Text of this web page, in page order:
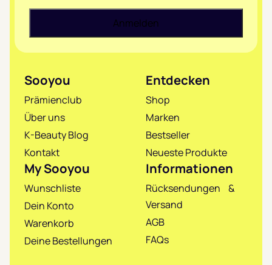
Sooyou
Prämienclub
Über uns
K-Beauty Blog
Kontakt
Entdecken
Shop
Marken
Bestseller
Neueste Produkte
My Sooyou
Wunschliste
Dein Konto
Warenkorb
Deine Bestellungen
Informationen
Rücksendungen &
Versand
AGB
FAQs